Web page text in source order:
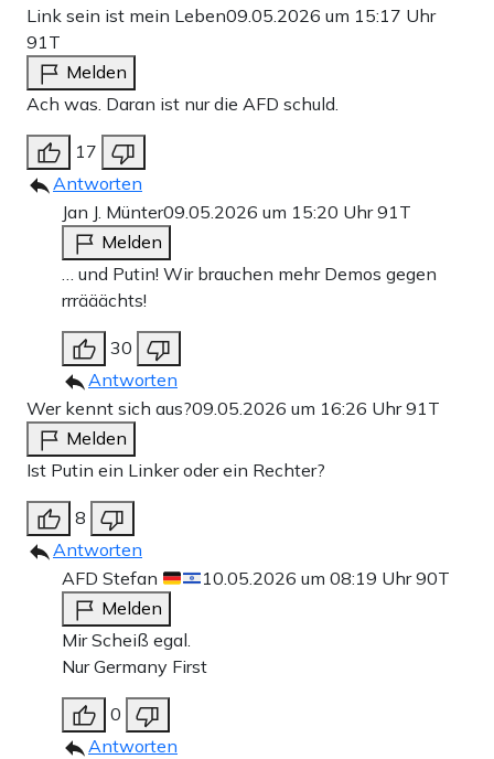
Link sein ist mein Leben09.05.2026 um 15:17 Uhr
91T
Melden
Ach was. Daran ist nur die AFD schuld.
17
Antworten
Jan J. Münter09.05.2026 um 15:20 Uhr91T
Melden
… und Putin! Wir brauchen mehr Demos gegen
rrrääächts!
30
Antworten
Wer kennt sich aus?09.05.2026 um 16:26 Uhr91T
Melden
Ist Putin ein Linker oder ein Rechter?
8
Antworten
AFD Stefan
10.05.2026 um 08:19 Uhr90T
Melden
Mir Scheiß egal.
Nur Germany First
0
Antworten